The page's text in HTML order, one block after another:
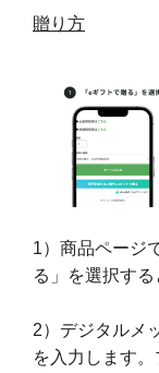
贈り方
1）商品ページ
る」を選択する
2）デジタルメ
を入力します